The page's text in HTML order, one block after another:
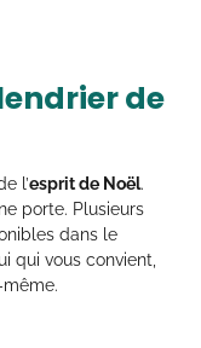
de
l’esprit de Noël.
porte. Plusieurs
dans le
qui vous convient,